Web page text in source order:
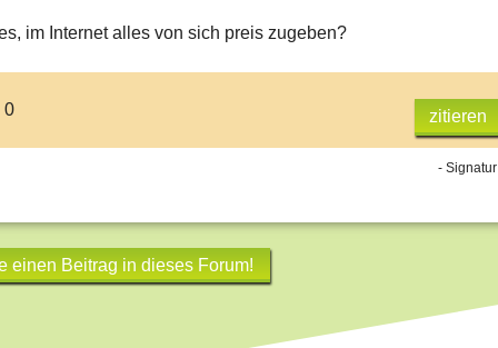
und Antworten
im Internet alles von sich preis zugeben?
0 zitieren
-
einen Beitrag in dieses Forum!